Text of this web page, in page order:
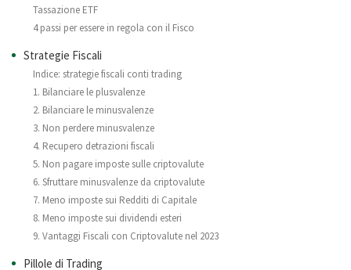
Tassazione ETF
4 passi per essere in regola con il Fisco
Strategie Fiscali
Indice: strategie fiscali conti trading
1. Bilanciare le plusvalenze
2. Bilanciare le minusvalenze
3. Non perdere minusvalenze
4. Recupero detrazioni fiscali
5. Non pagare imposte sulle criptovalute
6. Sfruttare minusvalenze da criptovalute
7. Meno imposte sui Redditi di Capitale
8. Meno imposte sui dividendi esteri
9. Vantaggi Fiscali con Criptovalute nel 2023
Pillole di Trading